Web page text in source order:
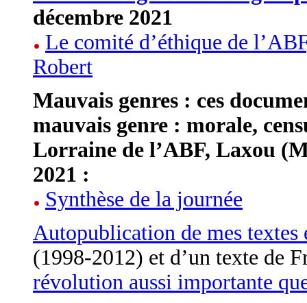
décembre 2021
Le comité d’éthique de
Robert
Mauvais genres : ces
mauvais genre : morale,
Lorraine de l’ABF, Laxou
2021 :
Synthèse de la journée
Autopublication de mes
(1998-2012) et d’un texte de
révolution aussi importante